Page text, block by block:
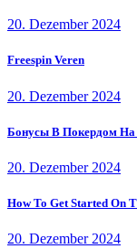
20. Dezember 2024
Freespin Veren
20. Dezember 2024
Бонусы В Покердом
20. Dezember 2024
How To Get Started On
20. Dezember 2024